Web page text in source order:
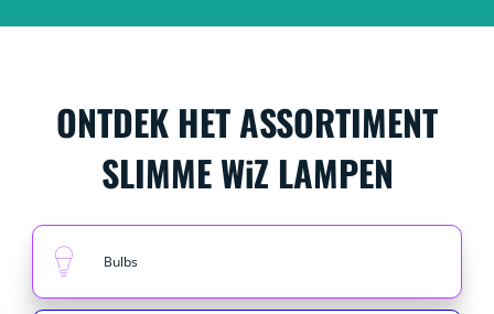
ONTDEK HET ASSORTIMENT
SLIMME WiZ LAMPEN
Bulbs